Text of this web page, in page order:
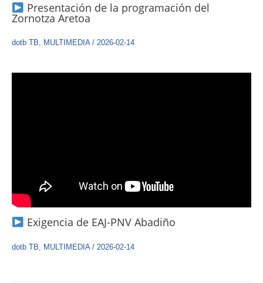
Presentación de la programación del
Zornotza Aretoa
dotb TB, MULTIMEDIA/ 2026-02-14
Exigencia de EAJ-PNV Abadiño
dotb TB MULTIMEDIA/ 2026-02-14